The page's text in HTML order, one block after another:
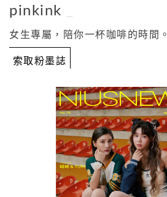
pinkink
女生專屬，陪你一杯咖啡的時間。
索取粉墨誌